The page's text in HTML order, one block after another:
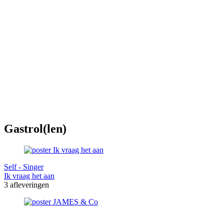
Gastrol(len)
Self - Singer
Ik vraag het aan
3 afleveringen